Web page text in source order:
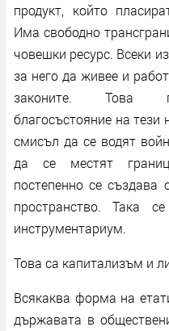
продукт, който
Има свободно
човешки ресурс. Всеки
за него да живее и
законите. Това
благосъстояние на
смисъл да се водят
да се местят
постепенно се
пространство. Така
инструментариум.
Това са капитализъм и
Всякаква форма на
държавата в